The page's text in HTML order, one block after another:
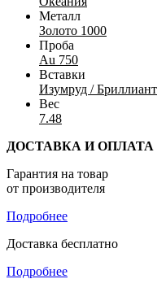
Металл
Золото 1000
Проба
Au 750
Вставки
Изумруд / Бриллиант
Вес
7.48
ДОСТАВКА И ОПЛАТА
Гарантия на товар
от производителя
Подробнее
Доставка бесплатно
Подробнее